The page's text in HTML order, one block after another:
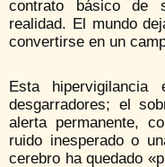
contrato básico de
realidad. El mundo
convertirse en un
Esta
desgarradores; el
alerta permanente,
ruido inesperado o
cerebro ha quedado